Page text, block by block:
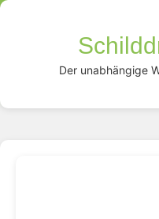
Der unabhängige